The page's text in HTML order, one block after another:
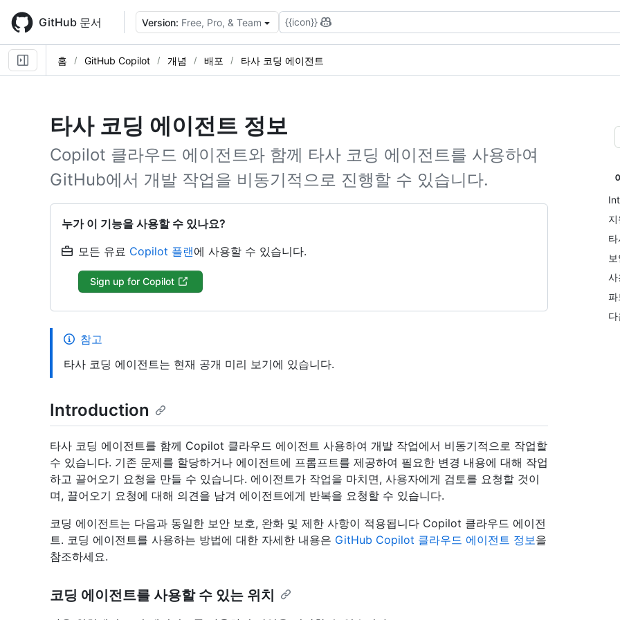
main
content
GitHub 문서 Version: Free, Pro, & Team {{icon}}
홈 GitHub Copilot 개념 배포 타사 코딩 에이전트
타사 코딩 에이전트 정보
Copilot 클라우드 에이전트와 함께 타사 코딩 에이전트를 사용하여
GitHub에서 개발 작업을 비동기적으로 진행할 수 있습니다.
누가 이 기능을 사용할 수 있나요?
모든 유료 Copilot 플랜에 사용할 수 있습니다.
Sign up for Copilot
사
파
참고
타사 코딩 에이전트는 현재 공개 미리 보기에 있습니다.
Introduction
타사 코딩 에이전트를 함께 Copilot 클라우드 에이전트 사용하여 개발 작업에서 비동기적으로 작업할
수 있습니다. 기존 문제를 할당하거나 에이전트에 프롬프트를 제공하여 필요한 변경 내용에 대해 작업
하고 끌어오기 요청을 만들 수 있습니다. 에이전트가 작업을 마치면, 사용자에게 검토를 요청할 것이
며, 끌어오기 요청에 대해 의견을 남겨 에이전트에게 반복을 요청할 수 있습니다.
코딩 에이전트는 다음과 동일한 보안 보호, 완화 및 제한 사항이 적용됩니다 Copilot 클라우드 에이전
트. 코딩 에이전트를 사용하는 방법에 대한 자세한 내용은 GitHub Copilot 클라우드 에이전트 정보을
참조하세요.
코딩 에이전트를 사용할 수 있는 위치